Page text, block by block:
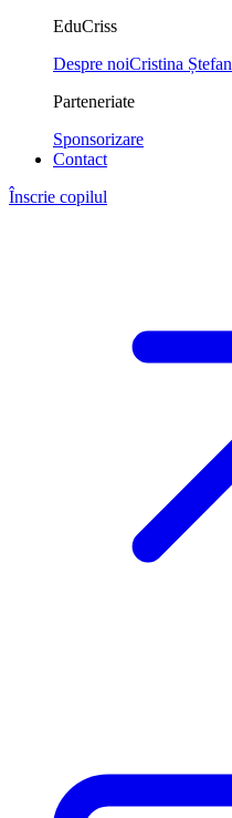
EduCriss
Despre noiCristina Ștefan
Parteneriate
Sponsorizare
Contact
Înscrie copilul